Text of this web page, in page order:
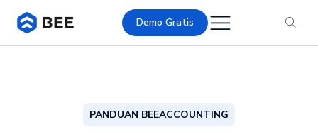
Demo Gratis
PANDUAN BEEACCOUNTING